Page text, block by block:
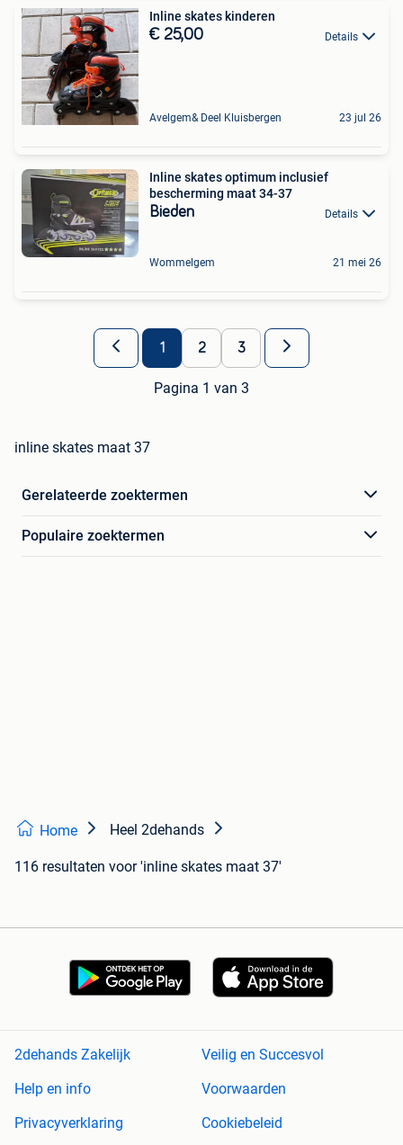
Inline skates kinderen
€ 25,00 Details
Avelgem& Deel Kluisbergen 23 jul 26
Inline skates optimum inclusief
bescherming maat 34-37
Bieden Details
Wommelgem 21 mei 26
1 2 3
Pagina 1 van 3
inline skates maat 37
Gerelateerde zoektermen
Populaire zoektermen
Home Heel 2dehands
116 resultaten voor 'inline skates maat 37'
2dehands Zakelijk
Veilig en Succesvol
Help en info
Voorwaarden
Privacyverklaring
Cookiebeleid